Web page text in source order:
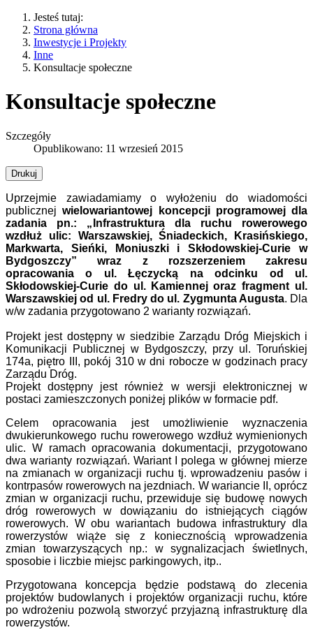
Jesteś tutaj:
Strona główna
Inwestycje i Projekty
Inne
Konsultacje społeczne
Konsultacje społeczne
Szczegóły
Opublikowano: 11 wrzesień 2015
Drukuj
Uprzejmie zawiadamiamy o wyłożeniu do wiadomości
publicznejwielowariantowej koncepcji programowej dla
zadania pn.: „ Infrastruktura dla ruchu rowerowego
wzdłuż ulic: Warszawskiej, Śniadeckich, Krasińskiego,
Markwarta, Sieńki, Moniuszki i Skłodowskiej-Curie w
Bydgoszczy” wraz z rozszerzeniem zakresu
opracowania o ul. Łęczycką na odcinku od ul.
Skłodowskiej-Curie do ul. Kamiennej oraz fragment ul.
Warszawskiej od ul. Fredry do ul. Zygmunta Augusta. Dla
w/w zadania przygotowano 2 warianty rozwiązań.
Projekt jest dostępny w siedzibie Zarządu Dróg Miejskich i
Komunikacji Publicznej w Bydgoszczy, przy ul. Toruńskiej
174a, piętro III, pokój 310 w dni robocze w godzinach pracy
Zarządu Dróg.
Projekt dostępny jest również w wersji elektronicznej w
postaci zamieszczonych poniżej plików w formacie pdf.
Celem opracowania jest umożliwienie wyznaczenia
dwukierunkowego ruchu rowerowego wzdłuż wymienionych
ulic. W ramach opracowania dokumentacji, przygotowano
dwa warianty rozwiązań. Wariant I polega w głównej mierze
na zmianach w organizacji ruchu tj. wprowadzeniu pasów i
kontrpasów rowerowych na jezdniach. W wariancie II, oprócz
zmian w organizacji ruchu, przewiduje się budowę nowych
dróg rowerowych w dowiązaniu do istniejących ciągów
rowerowych. W obu wariantach budowa infrastruktury dla
rowerzystów wiąże się z koniecznością wprowadzenia
zmian towarzyszących np.: w sygnalizacjach świetlnych,
sposobie i liczbie miejsc parkingowych, itp..
Przygotowana koncepcja będzie podstawą do zlecenia
projektów budowlanych i projektów organizacji ruchu, które
po wdrożeniu pozwolą stworzyć przyjazną infrastrukturę dla
rowerzystów.